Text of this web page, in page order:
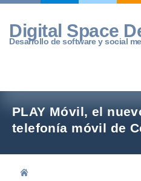
Skip
content
Digital Space
Desarrollo de software y social
PLAY Móvil, el
telefonía móvil de